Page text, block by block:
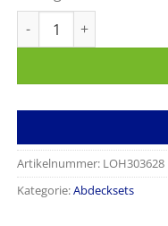
Artikelnummer: LOH303628
Kategorie:Abdecksets